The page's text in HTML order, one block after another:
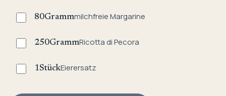
80Grammmilchfreie Margarine
250GrammRicotta di Pecora
1StückEierersatz